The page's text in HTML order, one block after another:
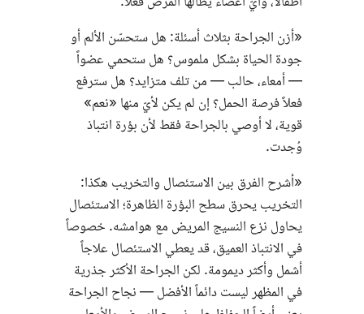
«أزن الجراحة بثلاث أسئلة: هل ستحسّن الألم أو
جودة الحياة بشكل ملموس؟ هل ستحمي عضواً
— أمعاء، حالب — من تلف متزايد؟ هل سترفع
فعلاً فرصة الحمل؟ إن لم يكن لأيّ منها «نعم»
قوية، لا أوصي بالجراحة فقط لأن بؤرة انتباذ
وُجدت.
«أشرح الفرق بين الاستئصال والتخريب هكذا:
التخريب يحرق سطح البؤرة الظاهرة؛ الاستئصال
يحاول نزع النسيج المريض مع هوامشه. خصوصاً
في الانتباذ العميق، قد يعطي الاستئصال علاجاً
أشمل وأكثر ديمومة. لكن الجراحة الأكثر جذرية
في المظهر ليست دائماً الأفضل — نجاح الجراحة